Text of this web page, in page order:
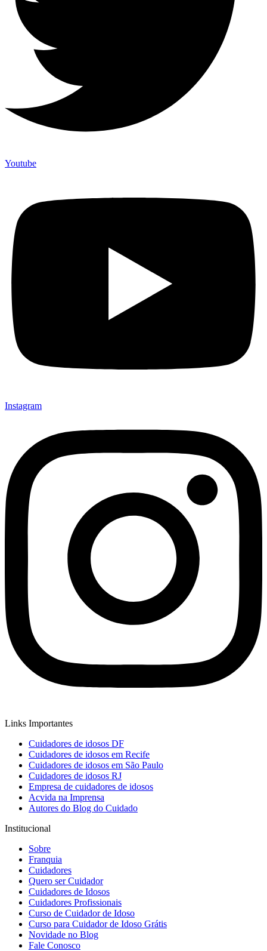
Youtube
Instagram
Links Importantes
Cuidadores de idosos DF
Cuidadores de idosos em Recife
Cuidadores de idosos em São Paulo
Cuidadores de idosos RJ
Empresa de cuidadores de idosos
Acvida na Imprensa
Autores do Blog do Cuidado
Institucional
Sobre
Franquia
Cuidadores
Quero ser Cuidador
Cuidadores de Idosos
Cuidadores Profissionais
Curso de Cuidador de Idoso
Curso para Cuidador de Idoso Grátis
Novidade no Blog
Fale Conosco